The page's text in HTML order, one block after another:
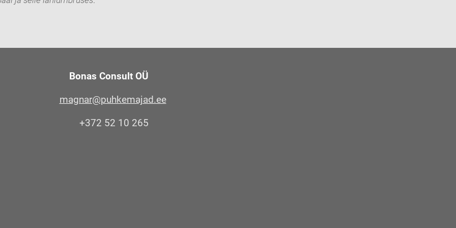
Bonas Consult OÜ
magnar@puhkemajad.ee
+372 52 10 265